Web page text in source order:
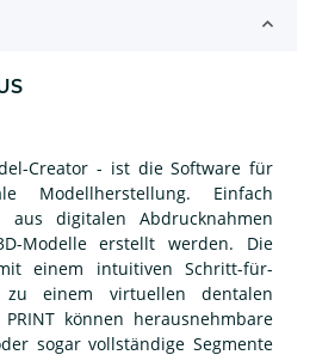
Creator - ist die Software für
Modellherstellung. Einfach
digitalen Abdrucknahmen
Modelle erstellt werden. Die
einem intuitiven Schritt-für-
zu einem virtuellen dentalen
können herausnehmbare
sogar vollständige Segmente